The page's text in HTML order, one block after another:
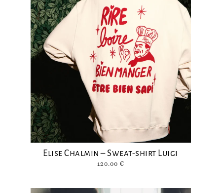
Elise Chalmin – Sweat-shirt Luigi
120.00 €